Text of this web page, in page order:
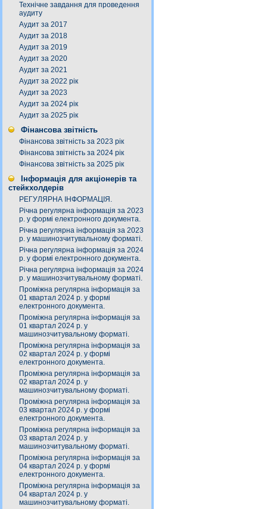
Технічне завдання для проведення
аудиту
Аудит за 2017
Аудит за 2018
Аудит за 2019
Аудит за 2020
Аудит за 2021
Аудит за 2022 рік
Аудит за 2023
Аудит за 2024 рік
Аудит за 2025 рік
Фінансова звітність
Фінансова звітність за 2023 рік
Фінансова звітність за 2024 рік
Фінансова звітність за 2025 рік
Інформація для акціонерів та
стейкхолдерів
РЕГУЛЯРНА ІНФОРМАЦІЯ.
Річна регулярна інформація за 2023
р. у формі електронного документа.
Річна регулярна інформація за 2023
р. у машинозчитувальному форматі.
Річна регулярна інформація за 2024
р. у формі електронного документа.
Річна регулярна інформація за 2024
р. у машинозчитувальному форматі.
Проміжна регулярна інформація за
01 квартал 2024 р. у формі
електронного документа.
Проміжна регулярна інформація за
01 квартал 2024 р. у
машинозчитувальному форматі.
Проміжна регулярна інформація за
02 квартал 2024 р. у формі
електронного документа.
Проміжна регулярна інформація за
02 квартал 2024 р. у
машинозчитувальному форматі.
Проміжна регулярна інформація за
03 квартал 2024 р. у формі
електронного документа.
Проміжна регулярна інформація за
03 квартал 2024 р. у
машинозчитувальному форматі.
Проміжна регулярна інформація за
04 квартал 2024 р. у формі
електронного документа.
Проміжна регулярна інформація за
04 квартал 2024 р. у
машинозчитувальному форматі.